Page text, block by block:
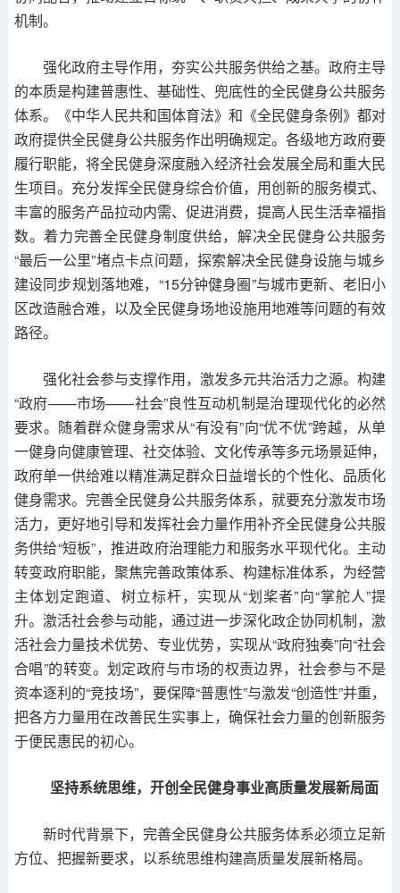
机制。
强化政府主导作用，夯实公共服务供给之基。政府主导
的本质是构建普惠性、基础性、兜底性的全民健身公共服务
体系。《中华人民共和国体育法》和《全民健身条例》都对
政府提供全民健身公共服务作出明确规定。各级地方政府要
履行职能，将全民健身深度融入经济社会发展全局和重大民
生项目。充分发挥全民健身综合价值，用创新的服务模式、
丰富的服务产品拉动内需、促进消费，提高人民生活幸福指
数。着力完善全民健身制度供给，解决全民健身公共服务
“最后一公里”堵点卡点问题，探索解决全民健身设施与城乡
建设同步规划落地难，“15分钟健身圈”与城市更新、老旧小
区改造融合难，以及全民健身场地设施用地难等问题的有效
路径。
强化社会参与支撑作用，激发多元共治活力之源。构建
“政府——市场——社会”良性互动机制是治理现代化的必然
要求。随着群众健身需求从“有没有”向“优不优”跨越，从单
一健身向健康管理、社交体验、文化传承等多元场景延伸，
政府单一供给难以精准满足群众日益增长的个性化、品质化
健身需求。完善全民健身公共服务体系，就要充分激发市场
活力，更好地引导和发挥社会力量作用补齐全民健身公共服
务供给“短板”，推进政府治理能力和服务水平现代化。主动
转变政府职能，聚焦完善政策体系、构建标准体系，为经营
主体划定跑道、树立标杆，实现从“划桨者”向“掌舵人”提
升。激活社会参与动能，通过进一步深化政企协同机制，激
活社会力量技术优势、专业优势，实现从“政府独奏”向“社会
合唱”的转变。划定政府与市场的权责边界，社会参与不是
资本逐利的“竞技场”，要保障“普惠性”与激发“创造性”并重，
把各方力量用在改善民生实事上，确保社会力量的创新服务
于便民惠民的初心。
坚持系统思维，开创全民健身事业高质量发展新局面
新时代背景下，完善全民健身公共服务体系必须立足新
方位、把握新要求，以系统思维构建高质量发展新格局。